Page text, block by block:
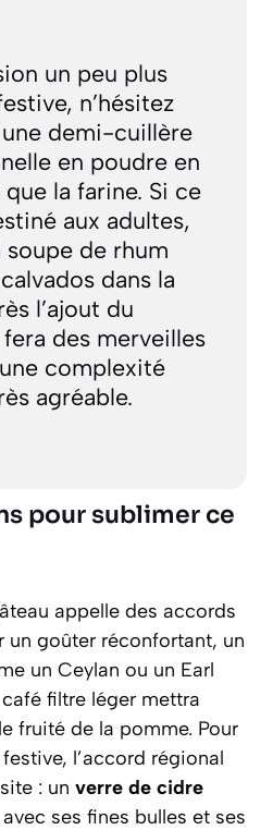
un peu plus
n’hésitez
demi-cuillère
en poudre en
la farine. Si ce
aux adultes,
soupe de rhum
dans la
l’ajout du
des merveilles
complexité
agréable.
pour sublimer ce
appelle des accords
un goûter réconfortant, un
un Ceylan ou un Earl
filtre léger mettra
fruité de la pomme. Pour
l’accord régional
: un verre de cidre
avec ses fines bulles et ses